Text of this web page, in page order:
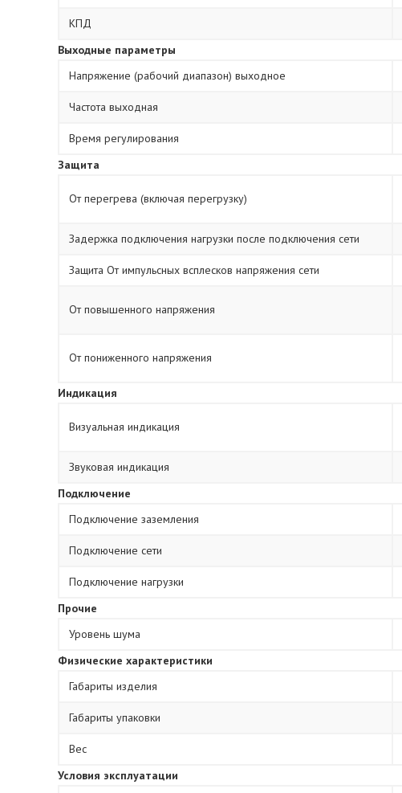
КПД
Выходные параметры
Напряжение (рабочий диапазон) выходное
Частота выходная
Время регулирования
Защита
От перегрева (включая перегрузку)
Задержка подключения нагрузки после подключения сети
Защита От импульсных всплесков напряжения сети
От повышенного напряжения
От пониженного напряжения
Индикация
Визуальная индикация
Звуковая индикация
Подключение
Подключение заземления
Подключение сети
Подключение нагрузки
Прочие
Уровень шума
Физические характеристики
Габариты изделия
Габариты упаковки
Вес
Условия эксплуатации